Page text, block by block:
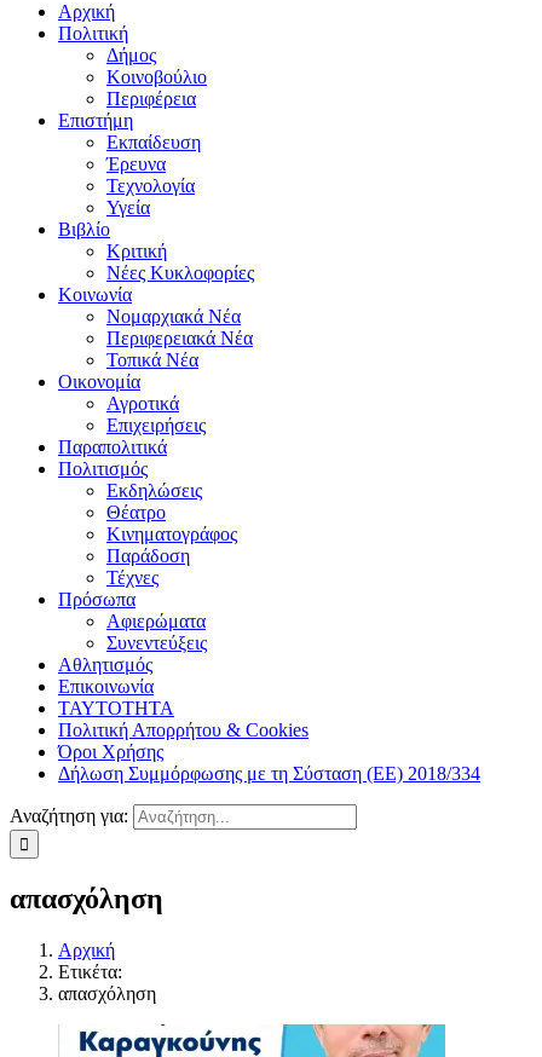
Αρχική
Πολιτική
Δήμος
Κοινοβούλιο
Περιφέρεια
Επιστήμη
Εκπαίδευση
Έρευνα
Τεχνολογία
Υγεία
Βιβλίο
Κριτική
Νέες Κυκλοφορίες
Κοινωνία
Νομαρχιακά Νέα
Περιφερειακά Νέα
Τοπικά Νέα
Οικονομία
Αγροτικά
Επιχειρήσεις
Παραπολιτικά
Πολιτισμός
Εκδηλώσεις
Θέατρο
Κινηματογράφος
Παράδοση
Τέχνες
Πρόσωπα
Αφιερώματα
Συνεντεύξεις
Αθλητισμός
Επικοινωνία
ΤΑΥΤΟΤΗΤΑ
Πολιτική Απορρήτου & Cookies
Όροι Χρήσης
Δήλωση Συμμόρφωσης με τη Σύσταση (ΕΕ) 2018/334
Αναζήτηση για:
απασχόληση
Αρχική
Ετικέτα:
απασχόληση